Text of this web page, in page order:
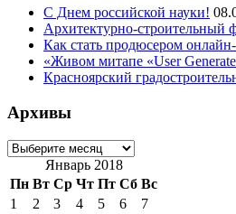
С Днем российской науки!
Архитектурно-строительный
Как стать продюсером
«Живом митапе «User
Красноярский
Архивы
Архивы
Январь 2018
Пн Вт Ср Чт Пт Сб Вс
1
2 3 4 5 6
7